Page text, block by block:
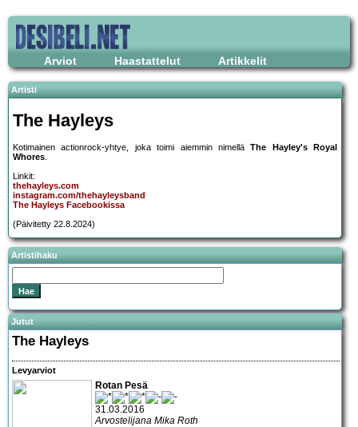
Arviot Haastattelut Artikkelit
Artisti
The Hayleys
Kotimainen actionrock-yhtye, joka toimi aiemmin nimelläThe Hayley's Royal
Whores.
Linkit:
thehayleys.com
instagram.com/thehayleysband
The Hayleys Facebookissa
(Päivitetty 22.8.2024)
Artistihaku
Jutut
The Hayleys
Levyarviot
Rotan Pesä
31.03.2016
Arvostelijana Mika Roth